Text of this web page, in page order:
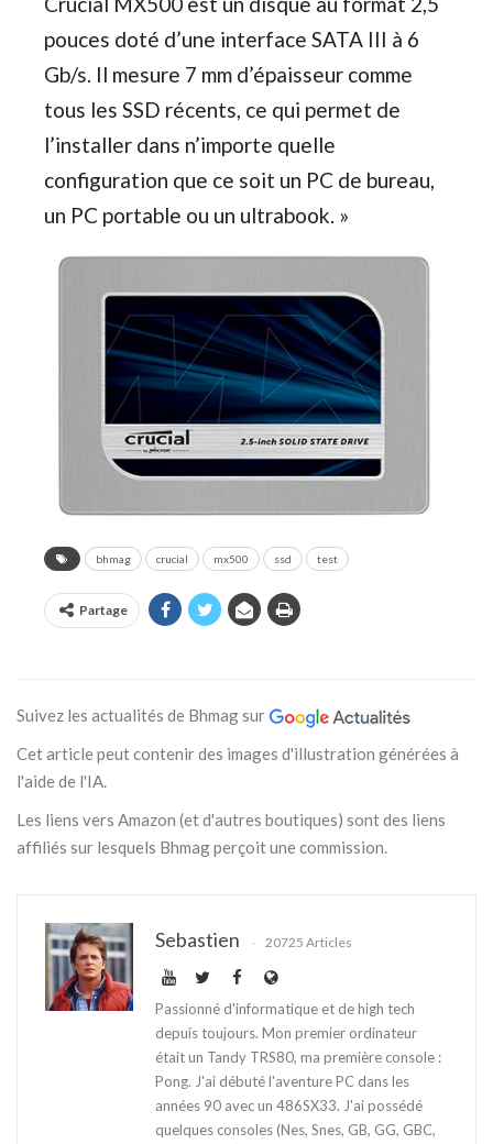
pouces doté d’une interface SATA III à 6
Gb/s. Il mesure 7 mm d’épaisseur comme
tous les SSD récents, ce qui permet de
l’installer dans n’importe quelle
configuration que ce soit un PC de bureau,
un PC portable ou un ultrabook. »
bhmag crucial mx500 ssd test
Partage
Suivez les actualités de Bhmag sur
Cet article peut contenir des images d'illustration générées à
l'aide de l'IA.
Les liens vers Amazon (et d'autres boutiques) sont des liens
affiliés sur lesquels Bhmag perçoit une commission.
Sebastien 20725 Articles
Passionné d'informatique et de high tech
depuis toujours. Mon premier ordinateur
était un Tandy TRS80, ma première console :
Pong. J'ai débuté l'aventure PC dans les
années 90 avec un 486SX33. J'ai possédé
quelques consoles (Nes, Snes, GB, GG, GBC,